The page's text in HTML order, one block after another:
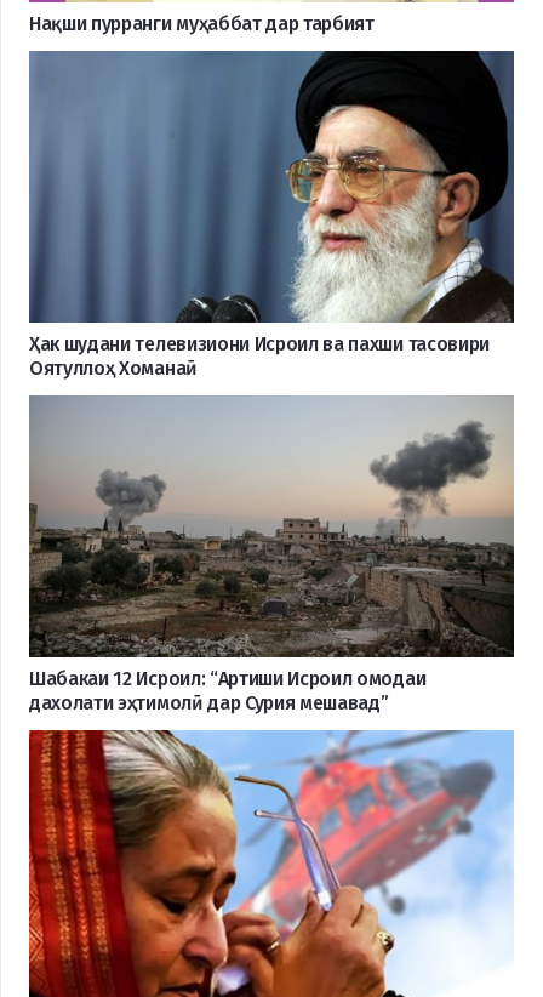
Нақши пурранги муҳаббат дар тарбият
Ҳак шудани телевизиони Исроил ва пахши тасовири
Оятуллоҳ Хоманаӣ
Шабакаи 12 Исроил: “Артиши Исроил омодаи
дахолати эҳтимолӣ дар Сурия мешавад”